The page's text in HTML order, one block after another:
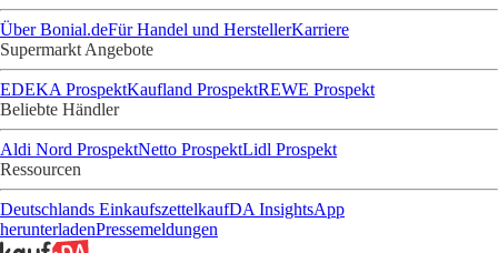
Über Bonial.deFür Handel und HerstellerKarriere
Supermarkt Angebote
EDEKA ProspektKaufland ProspektREWE Prospekt
Beliebte Händler
Aldi Nord ProspektNetto ProspektLidl Prospekt
Ressourcen
Deutschlands EinkaufszettelkaufDA InsightsApp
herunterladenPressemeldungen